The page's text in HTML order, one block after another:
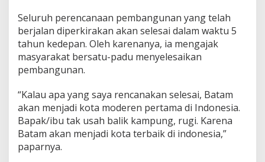
Seluruh perencanaan pembangunan yang telah
berjalan diperkirakan akan selesai dalam waktu 5
tahun kedepan. Oleh karenanya, ia mengajak
masyarakat bersatu-padu menyelesaikan
pembangunan.
“Kalau apa yang saya rencanakan selesai, Batam
akan menjadi kota moderen pertama di Indonesia.
Bapak/ibu tak usah balik kampung, rugi. Karena
Batam akan menjadi kota terbaik di indonesia,”
paparnya.